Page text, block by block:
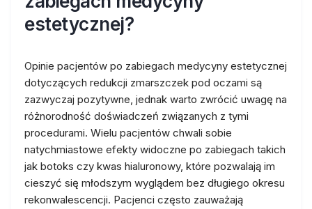
estetycznej?
Opinie pacjentów po zabiegach medycyny estetycznej
dotyczących redukcji zmarszczek pod oczami są
zazwyczaj pozytywne, jednak warto zwrócić uwagę na
różnorodność doświadczeń związanych z tymi
procedurami. Wielu pacjentów chwali sobie
natychmiastowe efekty widoczne po zabiegach takich
jak botoks czy kwas hialuronowy, które pozwalają im
cieszyć się młodszym wyglądem bez długiego okresu
rekonwalescencji. Pacjenci często zauważają